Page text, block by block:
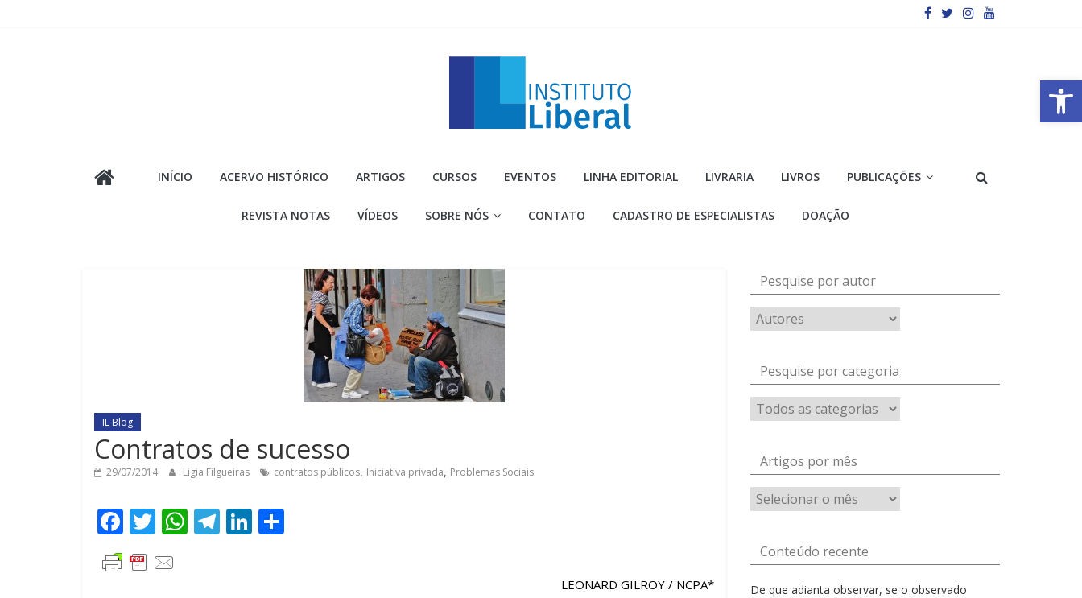
Barra de Ferramentas Aberta
Liberal
a
parte
mais
importante
da
sociedade.
INÍCIO ACERVO HISTÓRICO ARTIGOS CURSOS EVENTOS LINHA EDITORIAL LIVRARIA LIVROS PUBLICAÇÕES
REVISTA NOTAS VÍDEOS SOBRE NÓS CONTATO CADASTRO DE ESPECIALISTAS DOAÇÃO
IL Blog
Contratos de sucesso
29/07/2014 Ligia Filgueiras contratos públicos, Iniciativa privada, Problemas Sociais
F
ac
e
T
w
itt
W T Li
LEONARD GILROY / NCPA*
Pesquise por autor
Pesquise por categoria
Artigos por mês
Artigos
por
Conteúdo recente
De que adianta observar, se o observado